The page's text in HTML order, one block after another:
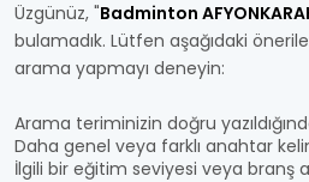
Üzgünüz, "Badminton
bulamadık. Lütfen aşağıdaki
arama yapmayı deneyin:
Arama teriminizin doğru
Daha genel veya farklı anahtar
İlgili bir eğitim seviyesi veya branş